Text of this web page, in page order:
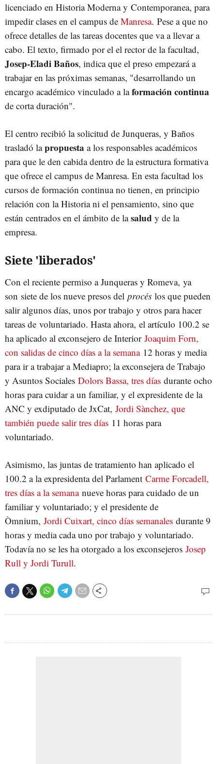
licenciado en Historia Moderna y Contemporanea, para
impedir clases en el campus de Manresa. Pese a que no
ofrece detalles de las tareas docentes que va a llevar a
cabo. El texto, firmado por el el rector de la facultad,
Josep-Eladi Baños, indica que el preso empezará a
trabajar en las próximas semanas, "desarrollando un
encargo académico vinculado a laformación continua
de corta duración".
El centro recibió la solicitud de Junqueras, y Baños
trasladó lapropuesta a los responsables académicos
para que le den cabida dentro de la estructura formativa
que ofrece el campus de Manresa. En esta facultad los
cursos de formación continua no tienen, en principio
relación con la Historia ni el pensamiento, sino que
están centrados en el ámbito de lasalud y de la
empresa.
Siete 'liberados'
Con el reciente permiso a Junqueras y Romeva, ya
son siete de los nueve presos del procés los que pueden
salir algunos días, unos por trabajo y otros para hacer
tareas de voluntariado. Hasta ahora, el artículo 100.2 se
ha aplicado al exconsejero de Interior Joaquim Forn,
con salidas de cinco días a la semana12 horas y media
para ir a trabajar a Mediapro; la exconsejera de Trabajo
y Asuntos Sociales Dolors Bassa, tres días durante ocho
horas para cuidar a un familiar, y el expresidente de la
ANC y exdiputado de JxCat, Jordi Sànchez, que
también puede salir tres días 11 horas para
voluntariado.
Asimismo, las juntas de tratamiento han aplicado el
100.2 a la expresidenta del Parlament Carme Forcadell,
tres días a la semananueve horas para cuidado de un
familiar y voluntariado; y el presidente de
Òmnium, Jordi Cuixart, cinco días semanales durante 9
horas y media cada uno por trabajo y voluntariado.
Todavía no se les ha otorgado a los exconsejeros Josep
Rull y Jordi Turull.